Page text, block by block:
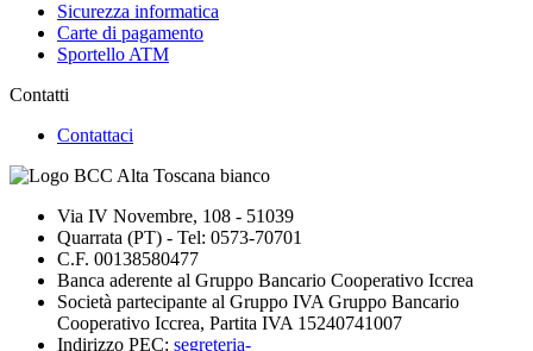
Sicurezza informatica
Carte di pagamento
Sportello ATM
Contatti
Contattaci
Via IV Novembre, 108 - 51039
Quarrata (PT) - Tel: 0573-70701
C.F. 00138580477
Banca aderente al Gruppo Bancario Cooperativo Iccrea
Società partecipante al Gruppo IVA Gruppo Bancario
Cooperativo Iccrea, Partita IVA 15240741007
Indirizzo PEC: segreteria-